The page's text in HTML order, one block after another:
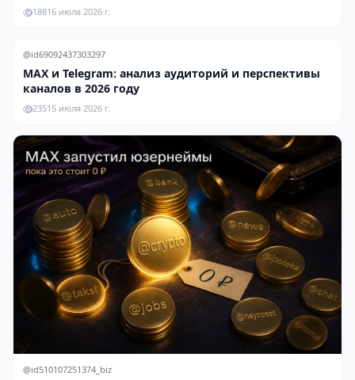
18816 июля 2026 г.
@id69092437303297
MAX и Telegram: анализ аудиторий и перспективы
каналов в 2026 году
23515 июля 2026 г.
@id510107251374_biz